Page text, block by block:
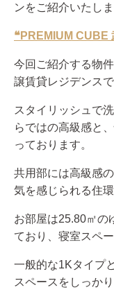
ンをご紹介いたしま
❝PREMIUM CUBE
今回ご紹介する物
譲賃貸レジデンスで
スタイリッシュで
らではの高級感と
っております。
共用部には高級感
気を感じられる住
お部屋は25.80㎡の
ており、寝室スペ
一般的な1Kタイプ
スペースをしっか